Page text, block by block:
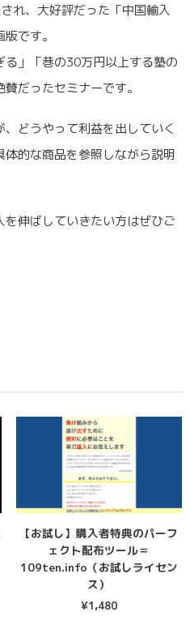
れ、大好評だった「中国輸入
です。
」「巷の30万円以上する塾の
だったセミナーです。
どうやって利益を出していく
的な商品を参照しながら説明
伸ばしていきたい方はぜひご
【お試し】購入者特典のパーフ
ェクト配布ツール＝
109ten.info（お試しライセン
ス）
¥1,480